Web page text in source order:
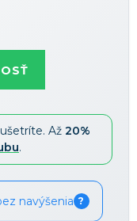
Až 20%
.
navýšenia ?